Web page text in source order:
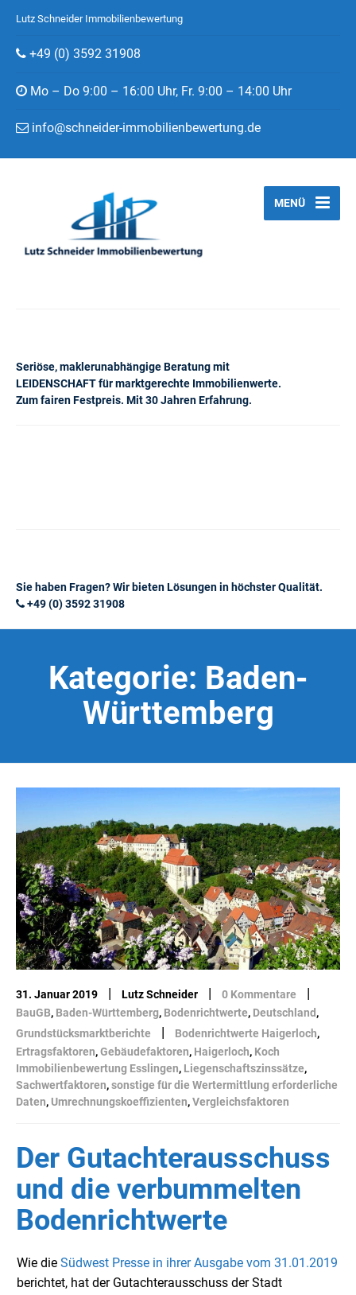
Lutz Schneider Immobilienbewertung
+49 (0) 3592 31908
Mo – Do 9:00 – 16:00 Uhr, Fr. 9:00 – 14:00 Uhr
info@schneider-immobilienbewertung.de
Seriöse, maklerunabhängige Beratung mit
LEIDENSCHAFT für marktgerechte Immobilienwerte.
Zum fairen Festpreis. Mit 30 Jahren Erfahrung.
MENÜ
Sie haben Fragen? Wir bieten Lösungen in höchster Qualität.
+49 (0) 3592 31908
Kategorie: Baden-
Württemberg
31. Januar 2019 | Lutz Schneider | 0 Kommentare |
BauGB, Baden-Württemberg, Bodenrichtwerte, Deutschland ,
Grundstücksmarktberichte
| Bodenrichtwerte Haigerloch,
Ertragsfaktoren,Gebäudefaktoren, Haigerloch, Koch
Immobilienbewertung Esslingen, Liegenschaftszinssätze,
Sachwertfaktoren,sonstige für die Wertermittlung erforderliche
Daten, Umrechnungskoeffizienten,Vergleichsfaktoren
Der Gutachterausschuss
und die verbummelten
Bodenrichtwerte
Wie die Südwest Presse in ihrer Ausgabe vom 31.01.2019
berichtet, hat der Gutachterausschuss der Stadt